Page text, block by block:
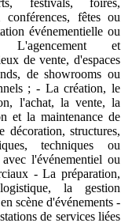
conférences, fêtes ou
événementielle ou
et
de vente, d'espaces
de showrooms ou
; - La création, le
l'achat, la vente, la
et la maintenance de
décoration, structures,
techniques ou
l'événementiel ou
- La préparation,
la gestion
scène d'événements -
de services liées